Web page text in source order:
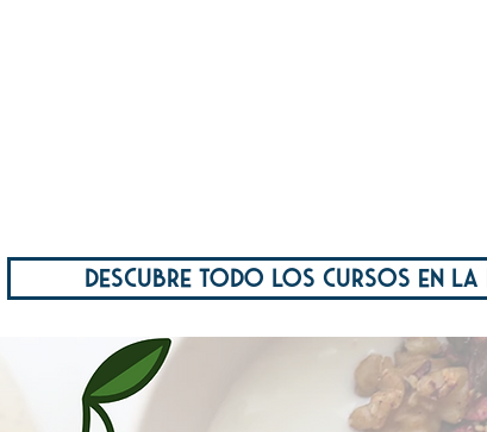
descubre todo los cursos en la